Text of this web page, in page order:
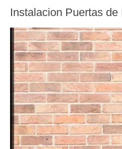
Instalacion Puertas de